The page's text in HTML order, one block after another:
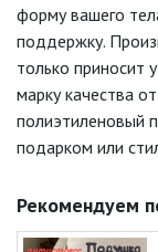
форму вашего
поддержку.
только приносит
марку качества
полиэтиленовый
подарком или
Рекомендуем